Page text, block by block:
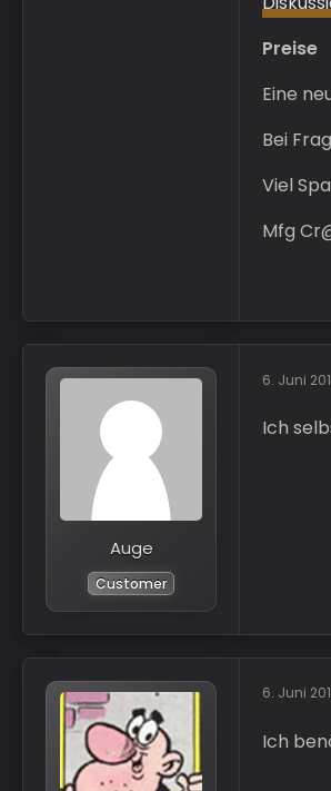
Preise
Eine
Bei
Viel
Mfg
Auge
Customer
6. Juni
Ich
6. Juni
Ich